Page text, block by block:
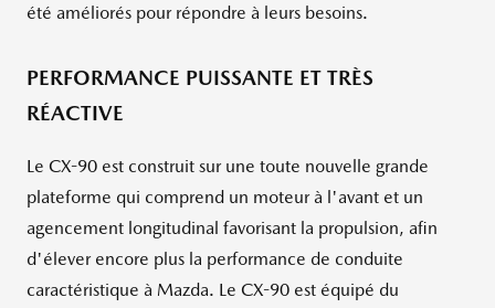
été améliorés pour répondre à leurs besoins.
PERFORMANCE PUISSANTE ET TRÈS
RÉACTIVE
Le CX-90 est construit sur une toute nouvelle grande
plateforme qui comprend un moteur à l'avant et un
agencement longitudinal favorisant la propulsion, afin
d'élever encore plus la performance de conduite
caractéristique à Mazda. Le CX-90 est équipé du